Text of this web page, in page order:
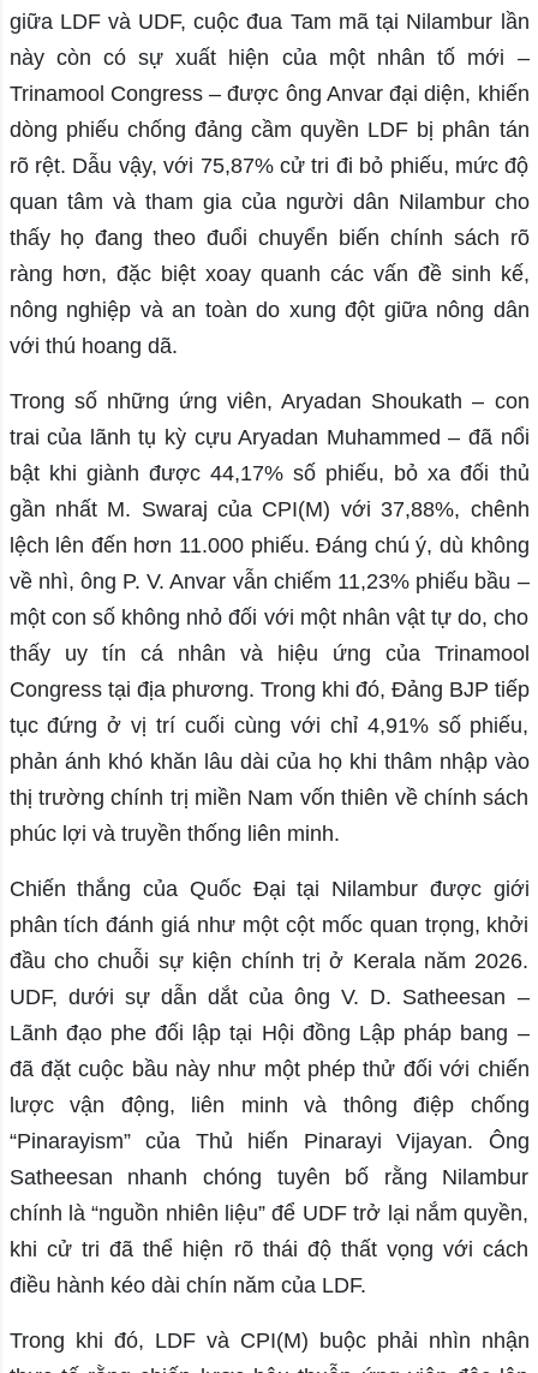
giữa LDF và UDF, cuộc đua Tam mã tại Nilambur lần
này còn có sự xuất hiện của một nhân tố mới –
Trinamool Congress – được ông Anvar đại diện, khiến
dòng phiếu chống đảng cầm quyền LDF bị phân tán
rõ rệt. Dẫu vậy, với 75,87% cử tri đi bỏ phiếu, mức độ
quan tâm và tham gia của người dân Nilambur cho
thấy họ đang theo đuổi chuyển biến chính sách rõ
ràng hơn, đặc biệt xoay quanh các vấn đề sinh kế,
nông nghiệp và an toàn do xung đột giữa nông dân
với thú hoang dã.
Trong số những ứng viên, Aryadan Shoukath – con
trai của lãnh tụ kỳ cựu Aryadan Muhammed – đã nổi
bật khi giành được 44,17% số phiếu, bỏ xa đối thủ
gần nhất M. Swaraj của CPI(M) với 37,88%, chênh
lệch lên đến hơn 11.000 phiếu. Đáng chú ý, dù không
về nhì, ông P. V. Anvar vẫn chiếm 11,23% phiếu bầu –
một con số không nhỏ đối với một nhân vật tự do, cho
thấy uy tín cá nhân và hiệu ứng của Trinamool
Congress tại địa phương. Trong khi đó, Đảng BJP tiếp
tục đứng ở vị trí cuối cùng với chỉ 4,91% số phiếu,
phản ánh khó khăn lâu dài của họ khi thâm nhập vào
thị trường chính trị miền Nam vốn thiên về chính sách
phúc lợi và truyền thống liên minh.
Chiến thắng của Quốc Đại tại Nilambur được giới
phân tích đánh giá như một cột mốc quan trọng, khởi
đầu cho chuỗi sự kiện chính trị ở Kerala năm 2026.
UDF, dưới sự dẫn dắt của ông V. D. Satheesan –
Lãnh đạo phe đối lập tại Hội đồng Lập pháp bang –
đã đặt cuộc bầu này như một phép thử đối với chiến
lược vận động, liên minh và thông điệp chống
“Pinarayism” của Thủ hiến Pinarayi Vijayan. Ông
Satheesan nhanh chóng tuyên bố rằng Nilambur
chính là “nguồn nhiên liệu” để UDF trở lại nắm quyền,
khi cử tri đã thể hiện rõ thái độ thất vọng với cách
điều hành kéo dài chín năm của LDF.
Trong khi đó, LDF và CPI(M) buộc phải nhìn nhận